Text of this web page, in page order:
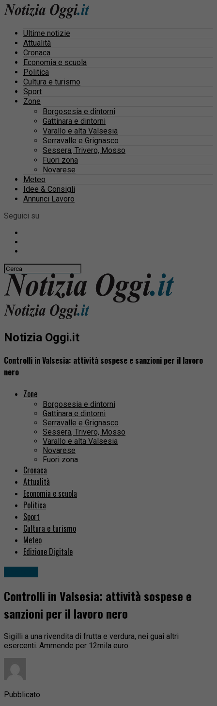
Ultime notizie
Attualità
Cronaca
Economia e scuola
Politica
Cultura e turismo
Sport
Zone
Borgosesia e dintorni
Gattinara e dintorni
Varallo e alta Valsesia
Serravalle e Grignasco
Sessera, Trivero, Mosso
Fuori zona
Novarese
Meteo
Idee & Consigli
Annunci Lavoro
Seguici su
Notizia Oggi.it
Controlli in Valsesia: attività sospese e sanzioni per il lavoro
nero
Zone
Borgosesia e dintorni
Gattinara e dintorni
Serravalle e Grignasco
Sessera, Trivero, Mosso
Varallo e alta Valsesia
Novarese
Fuori zona
Cronaca
Attualità
Economia e scuola
Politica
Sport
Cultura e turismo
Meteo
Edizione Digitale
Controlli in Valsesia: attività sospese e
sanzioni per il lavoro nero
Sigilli a una rivendita di frutta e verdura, nei guai altri
esercenti. Ammende per 12mila euro.
Pubblicato